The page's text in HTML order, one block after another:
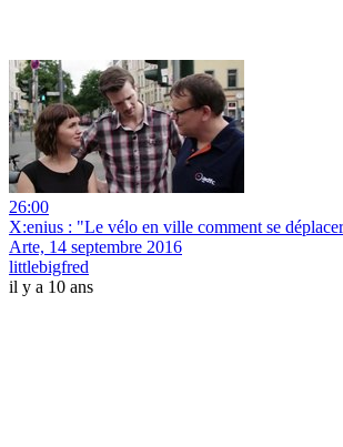
26:00
X:enius : "Le vélo en ville comment se
Arte, 14 septembre 2016
littlebigfred
il y a 10 ans